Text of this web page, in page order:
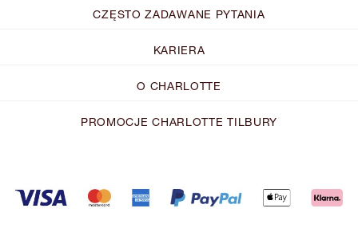
CZĘSTO ZADAWANE PYTANIA
KARIERA
O CHARLOTTE
PROMOCJE CHARLOTTE TILBURY